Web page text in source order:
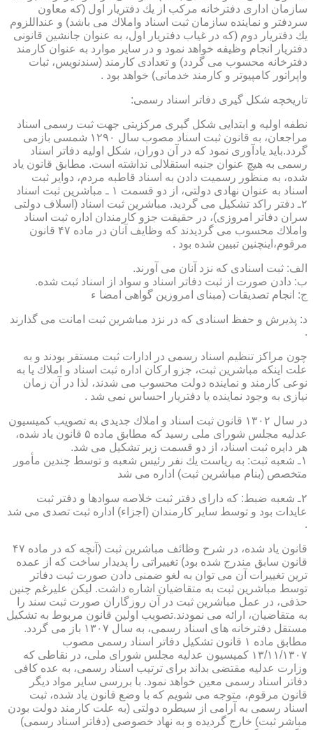
سازمان اداری دفترخانه مركب از یك دفتریار اول (كه معاون
سردفتر و نماینده سازمان ثبت اسناد واملاك می باشد) و عنداللزوم
یك دفتریار دوم (كه در غیاب دفتریار اول، به عنوان جانشین قانونی
دفتریار انجام وظیفه خواهد نمود و در سایر موارد به عنوان كارمند
دفترخانه محسوب می گردد) و تعدادی كارمند (سندنویس، ثبات
واپراتور كامپیوتر و كارمند خدماتی) خواهد بود .
تاریخچه شكل گیری دفاتر اسناد رسمی:
نطفه اولیه و ابتدایی شكل گیری مركزیتی جهت ثبت رسمی اسناد
مراجعان، به قانون ثبت اسناد مصوب سال ۱۲۹۰ شمسی بازمی
گردد.باید یادآوری نمود كه در آن دوران، شكل اولیه دفاتر اسناد
رسمی به هیچ عنوان جنبه استقلالی نداشته است. مطابق قانون یاد
شده، به منظور رسمیت دادن به اسناد قاطبه مردم، دوایر ثبت
اسناد به عنوان نهادی دولتی، از دو قسمت ۱ ـ مباشرین ثبت اسناد
۲ـ دفتر راكد تشكیل می گردید. مباشرین ثبت اسناد (اسلاف دولتی
سران دفاتر امروزی)، در حقیقت جزو كارمندان اداره ثبت اسناد
واملاك محسوب می گردیدند كه وظایف آنان در ماده ۴۷ قانون
مرقوم،اینچنین تبیین شده بود .
الف: ثبت اسنادی كه نزد آنان می آورند.
ب: دادن صورت از ثبت دفاتر اسناد و سواد از اسناد ثبت شده.
ج: انجام تصدیقات (مبنای امروزین گواهی امضا ء
د: پذیرش و حفظ اسنادی كه در نزد مباشرین ثبت امانت می گذارند
.
چون مراكز تنظیم اسناد رسمی در ادارات ثبت مستقر بودند و به
علت اینكه مباشرین ثبت، جزو اركان اداره ثبت اسناد و املاك یا به
نوعی كارمند و نماینده دولت محسوب می شدند، لذا در آن زمان
نیازی به وجود نماینده یا دفتریار احساس نمی شد .
در سال ۱۳۰۲ قانون ثبت اسناد و املاك جدیدی به تصویب كمیسیون
عدلیه مجلس شورای ملی رسید كه مطابق ماده ۵ قانون یاد شده،
هر دایره ثبت اسناد، از دو قسمت زیر تشكیل می شد.
۱ـ شعبه ثبت: به ریاست یك نفر رئیس شعبه و توسط چندین مأمور
متخصص (بنام مباشرین ثبت) اداره می شد
۲ـ شعبه ضبط: كه دارای دفتر ثبت خلاصه سوادها و دفتر ثبت
عایدات بود و توسط سایر كارمندان (اجزاء) اداره ثبت تصدی می شد
.
قانون یاد شده، در شرح وظائف مباشرین ثبت (آنچه كه در ماده ۴۷
قانون سابق مندرج شده بود) تغییراتی را پدیدار ساخت كه از عمده
ترین تغییرات آن می توان به لغو ضمنی دادن صورت ثبت دفاتر
توسط مباشرین ثبت به متقاضیان اشاره داشت. لیكن علیرغم چنین
حذفی، در عمل مباشرین ثبت در آن روزگاران صورت ثبت سند را
به متقاضیان، ارائه می نمودند.تصویب اولین قانون مربوط به تشكیل
مستقل دفترخانه های اسناد رسمی، به سال ۱۳۰۷ باز می گردد.
مطابق ماده ۱ قانون تشكیل دفاتر اسناد رسمی مصوب
۱۳/۱۱/۱۳۰۷ كمیسیون عدلیه مجلس شورای ملی، در نقاطی كه
وزارت عدلیه مقتضی بداند برای ترتیب اسناد رسمی، به عده كافی
دفاتر اسناد رسمی معین خواهد نمود. با بررسی سایر مواد دیگر
قانون مرقوم، متوجه می شویم كه با وضع قانون یاد شده، ثبت
اسناد رسمی به آرامی از سیطره دولتی (به علت كارمند دولت بودن
مباشر ثبت) خارج گردیده و به نهاد خصوصی (دفاتر اسناد رسمی)